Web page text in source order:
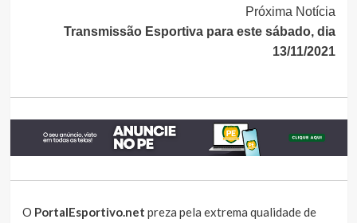
Próxima Notícia
Transmissão Esportiva para este sábado, dia
13/11/2021
O PortalEsportivo.net preza pela extrema qualidade de